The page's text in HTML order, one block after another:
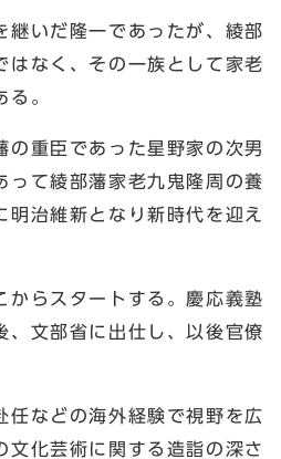
継いだ隆一であったが、綾部
はなく、その一族として家老
る。
の重臣であった星野家の次男
って綾部藩家老九鬼隆周の養
明治維新となり新時代を迎え
からスタートする。慶応義塾
、文部省に出仕し、以後官僚
任などの海外経験で視野を広
文化芸術に関する造詣の深さ